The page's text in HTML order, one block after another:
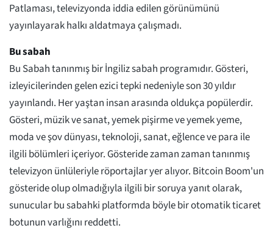
Patlaması, televizyonda iddia edilen görünümünü
yayınlayarak halkı aldatmaya çalışmadı.
Bu sabah
Bu Sabah tanınmış bir İngiliz sabah programıdır. Gösteri,
izleyicilerinden gelen ezici tepki nedeniyle son 30 yıldır
yayınlandı. Her yaştan insan arasında oldukça popülerdir.
Gösteri, müzik ve sanat, yemek pişirme ve yemek yeme,
moda ve şov dünyası, teknoloji, sanat, eğlence ve para ile
ilgili bölümleri içeriyor. Gösteride zaman zaman tanınmış
televizyon ünlüleriyle röportajlar yer alıyor. Bitcoin Boom'un
gösteride olup olmadığıyla ilgili bir soruya yanıt olarak,
sunucular bu sabahki platformda böyle bir otomatik ticaret
botunun varlığını reddetti.